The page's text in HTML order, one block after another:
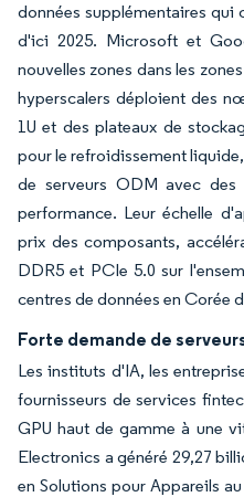
données supplémentaires qui
d'ici 2025. Microsoft et
nouvelles zones dans les
hyperscalers déploient des
1U et des plateaux de
pour le refroidissement
de serveurs ODM avec
performance. Leur échelle
prix des composants,
DDR5 et PCIe 5.0 sur
centres de données en Corée
Forte demande de
Les instituts d'IA, les
fournisseurs de services
GPU haut de gamme à une
Electronics a généré 29,27
en Solutions pour Appareils